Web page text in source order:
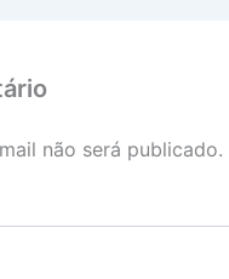
não será publicado.